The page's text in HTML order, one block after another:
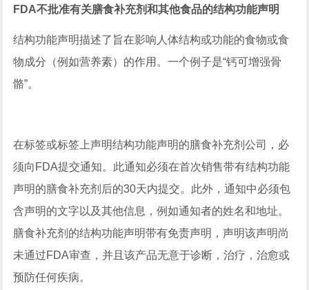
FDA不批准有关膳食补充剂和其他食品的结构功能声明
结构功能声明描述了旨在影响人体结构或功能的食物或食
物成分（例如营养素）的作用。一个例子是“钙可增强骨
骼”。
在标签或标签上声明结构功能声明的膳食补充剂公司，必
须向FDA提交通知。此通知必须在首次销售带有结构功能
声明的膳食补充剂后的30天内提交。此外，通知中必须包
含声明的文字以及其他信息，例如通知者的姓名和地址。
膳食补充剂的结构功能声明带有免责声明，声明该声明尚
未通过FDA审查，并且该产品无意于诊断，治疗，治愈或
预防任何疾病。